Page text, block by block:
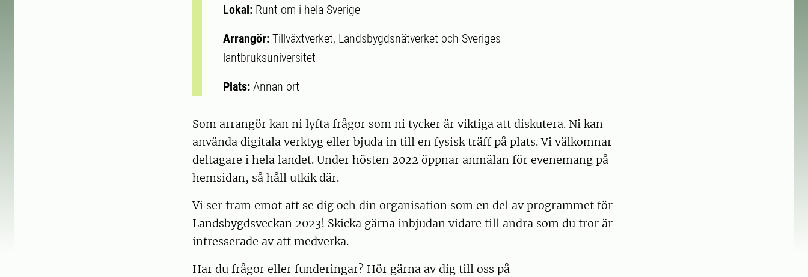
Lokal: Runt om i hela Sverige
Arrangör: Tillväxtverket, Landsbygdsnätverket och Sveriges
lantbruksuniversitet
Plats: Annan ort
Som arrangör kan ni lyfta frågor som ni tycker är viktiga att diskutera. Ni kan
använda digitala verktyg eller bjuda in till en fysisk träff på plats. Vi välkomnar
deltagare i hela landet. Under hösten 2022 öppnar anmälan för evenemang på
hemsidan, så håll utkik där.
Vi ser fram emot att se dig och din organisation som en del av programmet för
Landsbygdsveckan 2023! Skicka gärna inbjudan vidare till andra som du tror är
intresserade av att medverka.
Har du frågor eller funderingar? Hör gärna av dig till oss på